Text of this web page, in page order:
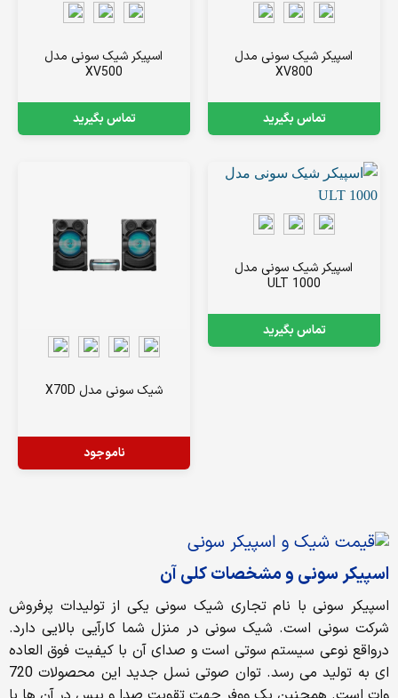
اسپیکر شیک سونی مدل
XV800
تماس بگیرید
اسپیکر شیک سونی مدل
XV500
تماس بگیرید
اسپیکر شیک سونی مدل
ULT 1000
تماس بگیرید
شیک سونی مدل X70D
ناموجود
اسپیکر سونی و مشخصات کلی آن
اسپیکر سونی با نام تجاری شیک سونی یکی از تولیدات پرفروش
شرکت سونی است. شیک سونی در منزل شما کارآیی بالایی دارد.
درواقع نوعی سیستم سوتی است و صدای آن با کیفیت فوق العاده
ای به تولید می رسد. توان صوتی نسل جدید این محصولات 720